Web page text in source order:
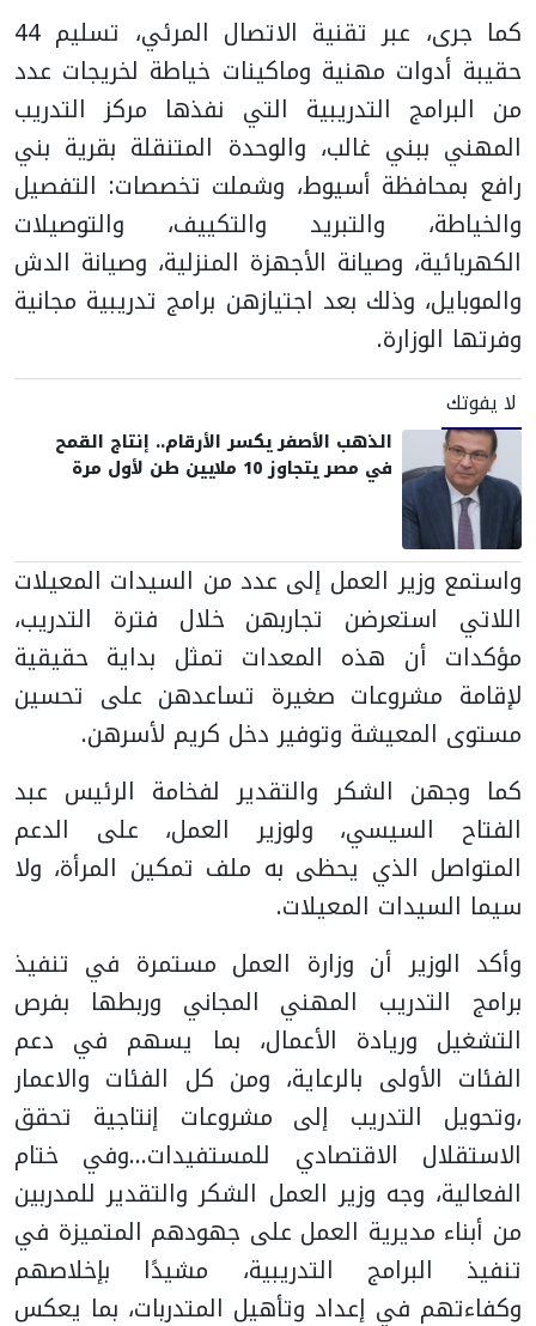
كما جرى، عبر تقنية الاتصال المرئي، تسليم 44
حقيبة أدوات مهنية وماكينات خياطة لخريجات عدد
من البرامج التدريبية التي نفذها مركز التدريب
المهني ببني غالب، والوحدة المتنقلة بقرية بني
رافع بمحافظة أسيوط، وشملت تخصصات: التفصيل
والخياطة، والتبريد والتكييف، والتوصيلات
الكهربائية، وصيانة الأجهزة المنزلية، وصيانة الدش
والموبايل، وذلك بعد اجتيازهن برامج تدريبية مجانية
وفرتها الوزارة.
لا يفوتك
الذهب الأصفر يكسر الأرقام.. إنتاج القمح
في مصر يتجاوز 10 ملايين طن لأول مرة
واستمع وزير العمل إلى عدد من السيدات المعيلات
اللاتي استعرضن تجاربهن خلال فترة التدريب،
مؤكدات أن هذه المعدات تمثل بداية حقيقية
لإقامة مشروعات صغيرة تساعدهن على تحسين
مستوى المعيشة وتوفير دخل كريم لأسرهن.
كما وجهن الشكر والتقدير لفخامة الرئيس عبد
الفتاح السيسي، ولوزير العمل، على الدعم
المتواصل الذي يحظى به ملف تمكين المرأة، ولا
سيما السيدات المعيلات.
وأكد الوزير أن وزارة العمل مستمرة في تنفيذ
برامج التدريب المهني المجاني وربطها بفرص
التشغيل وريادة الأعمال، بما يسهم في دعم
الفئات الأولى بالرعاية، ومن كل الفئات والاعمار
،وتحويل التدريب إلى مشروعات إنتاجية تحقق
الاستقلال الاقتصادي للمستفيدات...وفي ختام
الفعالية، وجه وزير العمل الشكر والتقدير للمدربين
من أبناء مديرية العمل على جهودهم المتميزة في
تنفيذ البرامج التدريبية، مشيدًا بإخلاصهم
وكفاءتهم في إعداد وتأهيل المتدربات، بما يعكس